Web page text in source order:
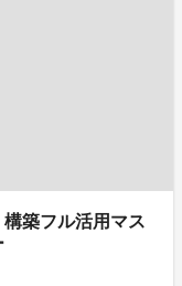
築フル活用マス